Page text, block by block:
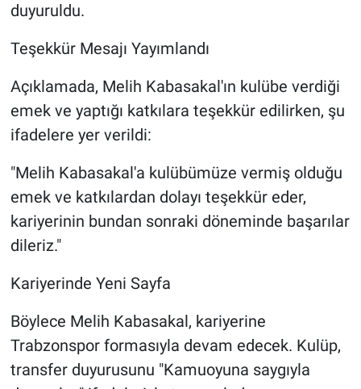
duyuruldu.
Teşekkür Mesajı Yayımlandı
Açıklamada, Melih Kabasakal'ın kulübe verdiği
emek ve yaptığı katkılara teşekkür edilirken, şu
ifadelere yer verildi:
"Melih Kabasakal'a kulübümüze vermiş olduğu
emek ve katkılardan dolayı teşekkür eder,
kariyerinin bundan sonraki döneminde başarılar
dileriz."
Kariyerinde Yeni Sayfa
Böylece Melih Kabasakal, kariyerine
Trabzonspor formasıyla devam edecek. Kulüp,
transfer duyurusunu "Kamuoyuna saygıyla